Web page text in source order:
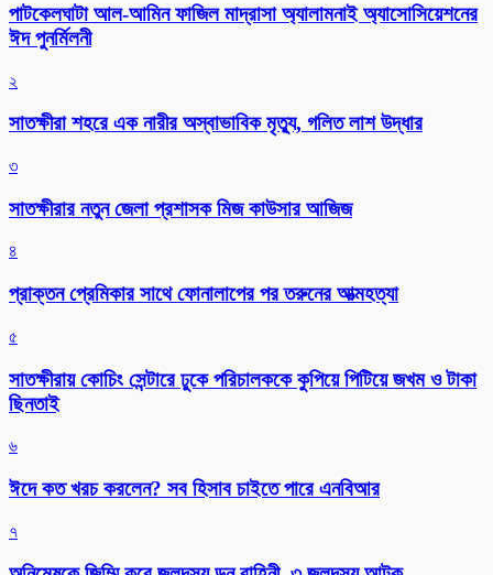
পাটকেলঘাটা আল-আমিন ফাজিল মাদ্রাসা অ্যালামনাই অ্যাসোসিয়েশনের
ঈদ পুনর্মিলনী
২
সাতক্ষীরা শহরে এক নারীর অস্বাভাবিক মৃত্যু, গলিত লাশ উদ্ধার
৩
সাতক্ষীরার নতুন জেলা প্রশাসক মিজ কাউসার আজিজ
৪
প্রাক্তন প্রেমিকার সাথে ফোনালাপের পর তরুনের আত্মহত্যা
৫
সাতক্ষীরায় কোচিং সেন্টারে ঢুকে পরিচালককে কুপিয়ে পিটিয়ে জখম ও টাকা
ছিনতাই
৬
ঈদে কত খরচ করলেন? সব হিসাব চাইতে পারে এনবিআর
৭